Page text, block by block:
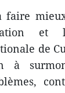
faire
et
de
à